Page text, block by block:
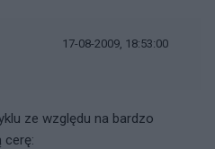
17-08-2009, 18:53:00
ze względu na bardzo
cerę: